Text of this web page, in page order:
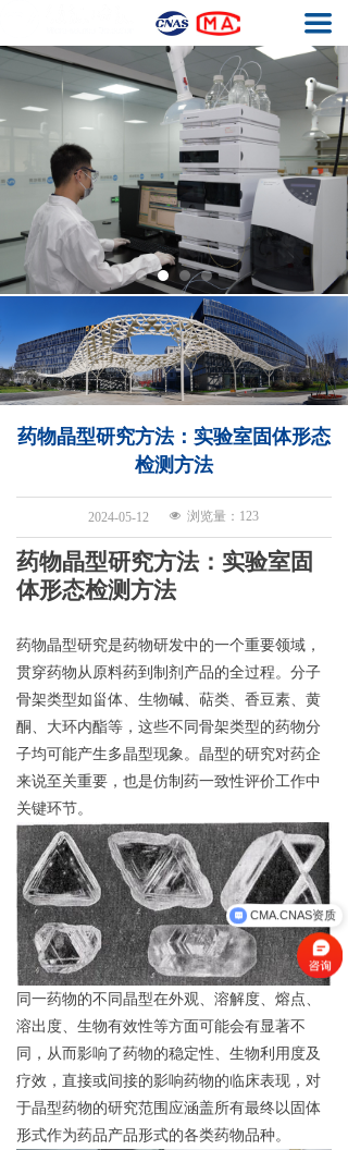
끀
基因毒性杂质检测
元素杂质检测
生物药工艺残留检测
结构确证
质量体系
联系我们
药物晶型研究方法：实验室固体形态
检测方法
药物晶型研究方法：实验室固
体形态检测方法
药物晶型研究是药物研发中的一个重要领域，
贯穿药物从原料药到制剂产品的全过程。 分子
骨架类型如甾体、生物碱、萜类、香豆素、黄
酮、大环内酯等，这些不同骨架类型的药物分
子均可能产生多晶型现象。 晶型的研究对药企
来说至关重要，也是仿制药一致性评价工作中
关键环节。
同一药物的不 同晶型在外观、溶解度、熔点、
溶出度、生物有效性等方面可能会有显著不
同，从而影响了药物的稳定性、生物利用度及
疗效 ， 直接或间接的影响药物的临床表现， 对
于晶型药物的研究范围应涵盖所有最终以固体
形式作为药品产品形式的各类药物品种。
2024-05-12 넶 浏览量： 123
CMA.CNAS资质